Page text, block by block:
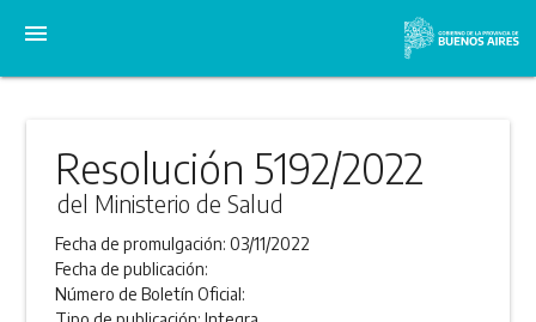
menu
Resolución 5192/2022
del Ministerio de Salud
Fecha de promulgación:03/11/2022
Fecha de publicación:
Número de Boletín Oficial: